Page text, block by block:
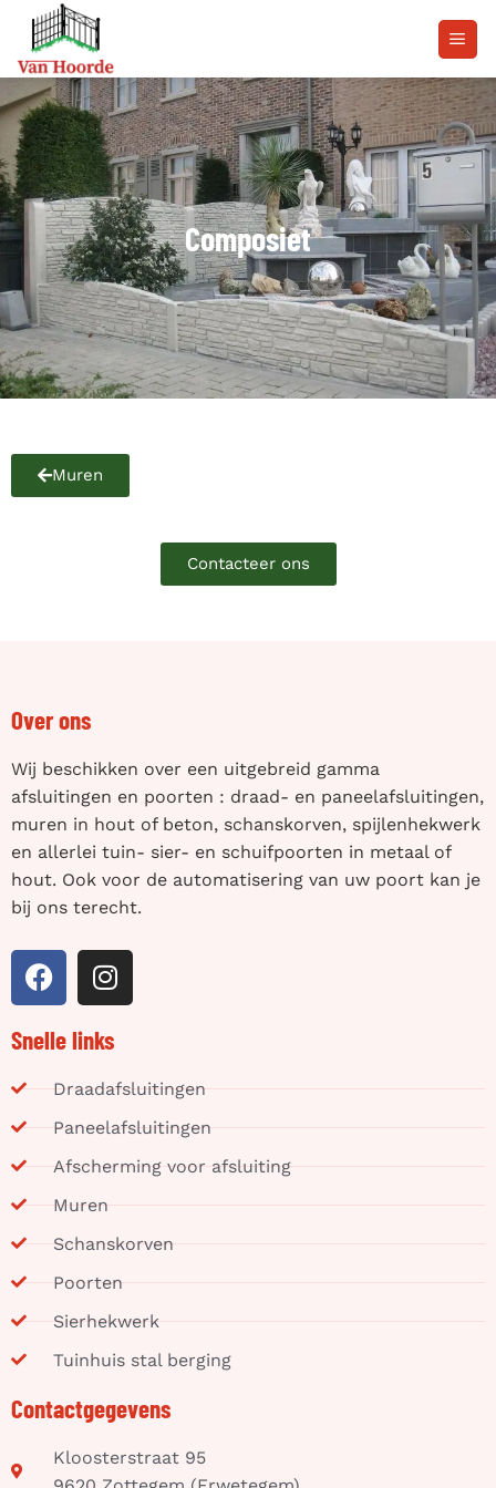
Composiet
Muren
Contacteer ons
Over ons
Wij beschikken over een uitgebreid gamma
afsluitingen en poorten : draad- en paneelafsluitingen,
muren in hout of beton, schanskorven, spijlenhekwerk
en allerlei tuin- sier- en schuifpoorten in metaal of
hout. Ook voor de automatisering van uw poort kan je
bij ons terecht.
Snelle links
Draadafsluitingen
Paneelafsluitingen
Afscherming voor afsluiting
Muren
Schanskorven
Poorten
Sierhekwerk
Tuinhuis stal berging
Contactgegevens
Kloosterstraat 95